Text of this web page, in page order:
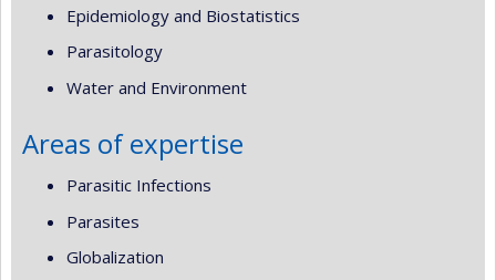
Epidemiology and Biostatistics
Parasitology
Water and Environment
Areas of expertise
Parasitic Infections
Parasites
Globalization